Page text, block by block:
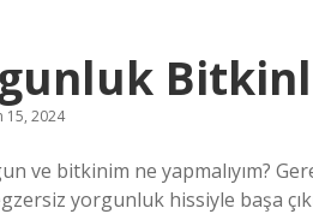
15, 2024
ve bitkinim ne yapmalıyım?
yorgunluk hissiyle başa